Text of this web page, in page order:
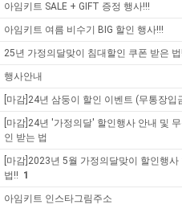
아임키트 SALE + GIFT 증정 행사!!!
아임키트 여름 비수기 BIG 할인 행사!!!
25년 가정의달맞이 침대할인 쿠폰 받은 법
행사안내
[마감]24년 삼둥이 할인 이벤트 (무통장입
[마감]24년 '가정의달' 할인행사 안내 및
인 받는 법
[마감]2023년 5월 가정의달맞이 할인행
법!! 1
아임키트 인스타그림주소